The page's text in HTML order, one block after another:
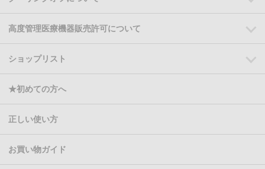
高度管理医療機器販売許可について
ショップリスト
★初めての方へ
正しい使い方
お買い物ガイド